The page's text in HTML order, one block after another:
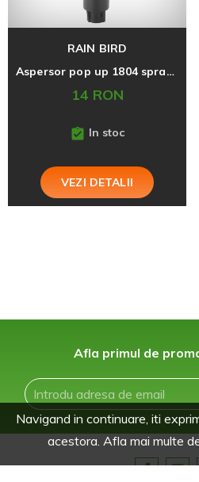
RAIN BIRD
Aspersor pop up 1804 spray inaltime 10 cm
14 RON
In stoc
VEZI DETALII
Afla primul de
Navigand in continuare, iti
acestora. Afla mai multe